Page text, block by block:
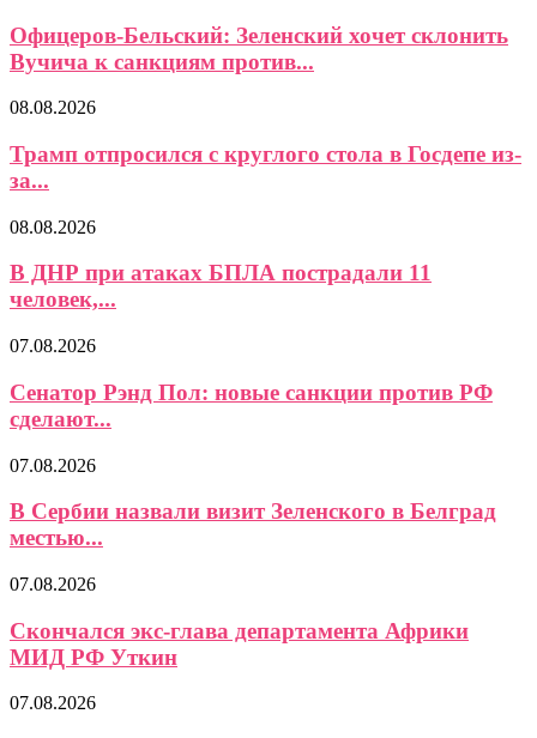
Офицеров-Бельский: Зеленский хочет склонить
Вучича к санкциям против...
08.08.2026
Трамп отпросился с круглого стола в Госдепе из-
за...
08.08.2026
В ДНР при атаках БПЛА пострадали 11
человек,...
07.08.2026
Сенатор Рэнд Пол: новые санкции против РФ
сделают...
07.08.2026
В Сербии назвали визит Зеленского в Белград
местью...
07.08.2026
Скончался экс-глава департамента Африки
МИД РФ Уткин
07.08.2026